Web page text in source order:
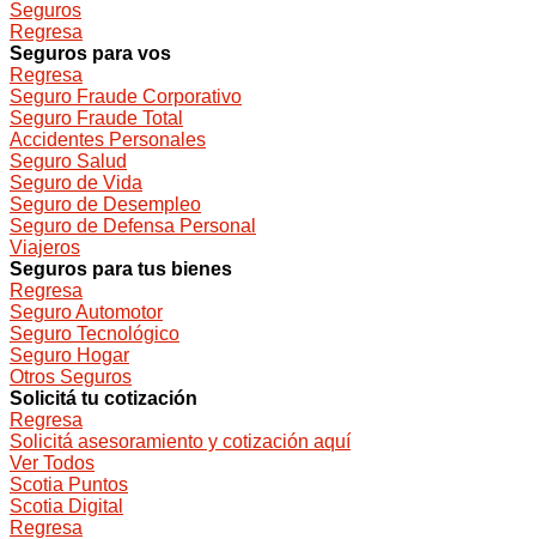
Seguros
Regresa
Seguros para vos
Regresa
Seguro Fraude Corporativo
Seguro Fraude Total
Accidentes Personales
Seguro Salud
Seguro de Vida
Seguro de Desempleo
Seguro de Defensa Personal
Viajeros
Seguros para tus bienes
Regresa
Seguro Automotor
Seguro Tecnológico
Seguro Hogar
Otros Seguros
Solicitá tu cotización
Regresa
Solicitá asesoramiento y cotización aquí
Ver Todos
Scotia Puntos
Scotia Digital
Regresa